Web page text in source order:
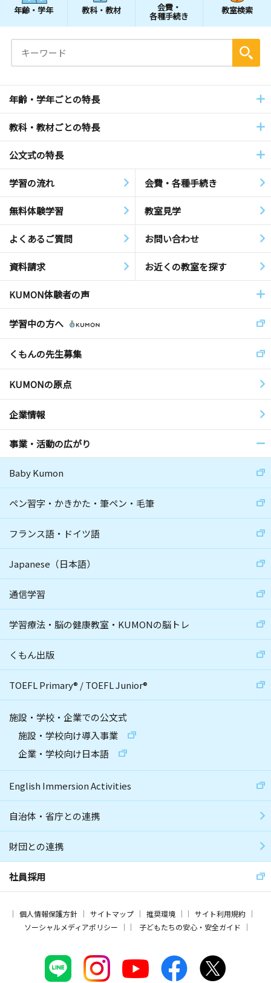
年齢・学年 教科・教材 会費・
各種手続き
教室検索
年齢・学年ごとの特長
教科・教材ごとの特長
公文式の特長
学習の流れ 会費・各種手続き
無料体験学習 教室見学
よくあるご質問 お問い合わせ
資料請求 お近くの教室を探す
KUMON体験者の声
学習中の方へ
くもんの先生募集
KUMONの原点
企業情報
事業・活動の広がり
Baby Kumon
ペン習字・かきかた・筆ペン・毛筆
フランス語・ドイツ語
Japanese（日本語）
通信学習
学習療法・脳の健康教室・KUMONの脳トレ
くもん出版
TOEFL Primary® /TOEFL Junior®
施設・学校・企業での公文式
施設・学校向け導入事業
企業・学校向け日本語
English Immersion Activities
自治体・省庁との連携
財団との連携
社員採用
個人情報保護方針 サイトマップ 推奨環境
サイト利用規約
ソーシャルメディアポリシー
子どもたちの安心・安全ガイド